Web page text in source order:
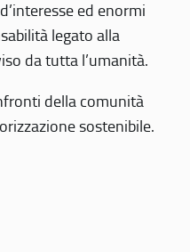
ed enormi
legato alla
da tutta l’umanità.
della comunità
sostenibile.